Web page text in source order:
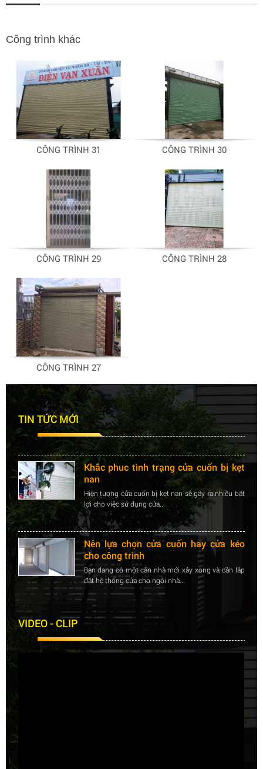
Công trình khác
CÔNG TRÌNH 31 CÔNG TRÌNH 30
CÔNG TRÌNH 29 CÔNG TRÌNH 28
CÔNG TRÌNH 27
TIN TỨC MỚI
Nên lựa chọn cửa cuốn hay cửa kéo
cho công trình
Bạn đang có một căn nhà mới xây xong và cần lắp
đặt hệ thống cửa cho ngôi nhà...
Khắc phuc tình trạng cửa cuốn bị kẹt
nan
Hiện tượng cửa cuốn bị kẹt nan sẽ gây ra nhiều bất
lợi cho việc sử dụng cửa...
Nên lựa chọn cửa cuốn hay cửa kéo
cho công trình
Bạn đang có một căn nhà mới xây xong và cần lắp
đặt hệ thống cửa cho ngôi nhà...
Khắc phuc tình trạng cửa cuốn bị kẹt
nan
Hiện tượng cửa cuốn bị kẹt nan sẽ gây ra nhiều bất
lợi cho việc sử dụng cửa...
VIDEO - CLIP